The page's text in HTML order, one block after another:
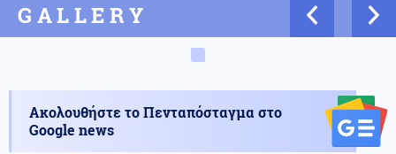
GALLERY
Ακολουθήστε το Πενταπόσταγμα στο
Google news